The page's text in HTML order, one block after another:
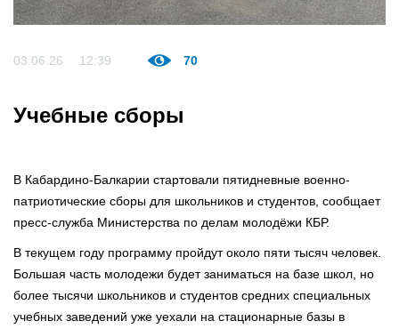
03.06.26 12:39 70
Учебные сборы
В Кабардино-Балкарии стартовали пятидневные военно-
патриотические сборы для школьников и студентов, сообщает
пресс-служба Министерства по делам молодёжи КБР.
В текущем году программу пройдут около пяти тысяч человек.
Большая часть молодежи будет заниматься на базе школ, но
более тысячи школьников и студентов средних специальных
учебных заведений уже уехали на стационарные базы в